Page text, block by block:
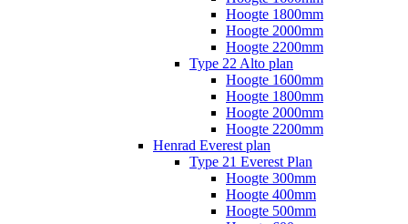
Hoogte 1800mm
Hoogte 2000mm
Hoogte 2200mm
Type 22 Alto plan
Hoogte 1600mm
Hoogte 1800mm
Hoogte 2000mm
Hoogte 2200mm
Henrad Everest plan
Type 21 Everest Plan
Hoogte 300mm
Hoogte 400mm
Hoogte 500mm